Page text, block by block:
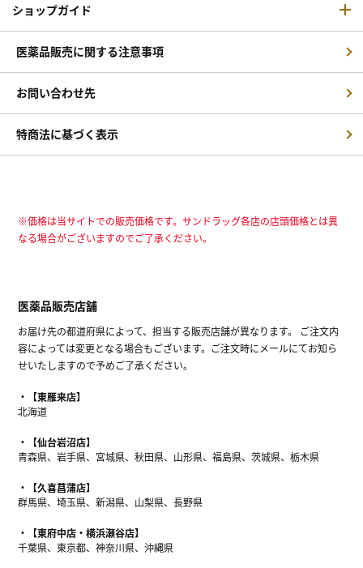
ショップガイド
医薬品販売に関する注意事項
お問い合わせ先
特商法に基づく表示
※価格は当サイトでの販売価格です。サンドラッグ各店の店頭価格とは異
なる場合がございますのでご了承ください。
医薬品販売店舗
お届け先の都道府県によって、担当する販売店舗が異なります。 ご注文内
容によっては変更となる場合もございます。ご注文時にメールにてお知ら
せいたしますので予めご了承ください。
【東雁来店】
北海道
【仙台岩沼店】
青森県、岩手県、宮城県、秋田県、山形県、福島県、茨城県、栃木県
【久喜菖蒲店】
群馬県、埼玉県、新潟県、山梨県、長野県
【東府中店・横浜瀬谷店】
千葉県、東京都、神奈川県、沖縄県